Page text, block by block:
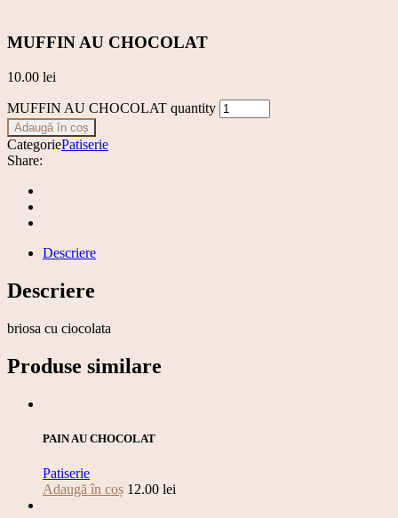
MUFFIN AU CHOCOLAT
10.00 lei
MUFFIN AU CHOCOLAT quantity
Adaugă în coș
CategoriePatiserie
Share:
Descriere
Descriere
briosa cu ciocolata
Produse similare
PAIN AU CHOCOLAT
Patiserie
Adaugă în coș 12.00 lei